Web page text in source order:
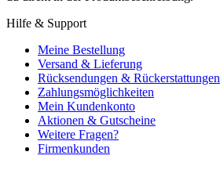
Hilfe & Support
Meine Bestellung
Versand & Lieferung
Rücksendungen & Rückerstattungen
Zahlungsmöglichkeiten
Mein Kundenkonto
Aktionen & Gutscheine
Weitere Fragen?
Firmenkunden